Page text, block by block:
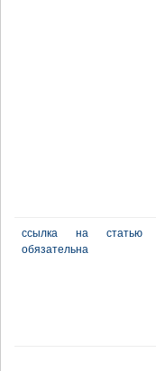
ссылка на статью
обязательна